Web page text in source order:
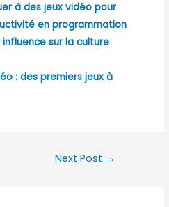
à des jeux vidéo pour
en programmation
sur la culture
: des premiers jeux à
Next Post →